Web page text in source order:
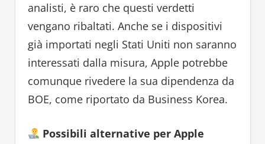
analisti, è raro che questi verdetti
vengano ribaltati. Anche se i dispositivi
già importati negli Stati Uniti non saranno
interessati dalla misura, Apple potrebbe
comunque rivedere la sua dipendenza da
BOE, come riportato da Business Korea.
Possibili alternative per Apple